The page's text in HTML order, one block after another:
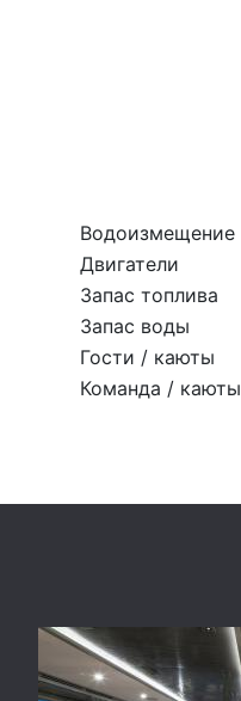
Водоизмещение
Двигатели
Запас топлива
Запас воды
Гости / каюты
Команда / каюты